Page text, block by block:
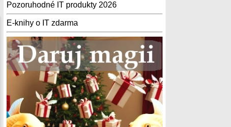
Pozoruhodné IT produkty 2026
E-knihy o IT zdarma